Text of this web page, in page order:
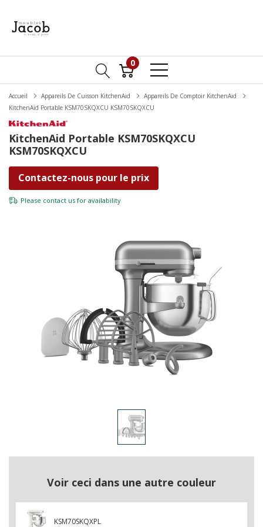
0
Accueil Appareils De Cuisson KitchenAid
Appareils De Comptoir KitchenAid
KitchenAid Portable KSM70SKQXCU KSM70SKQXCU
KitchenAid Portable KSM70SKQXCU
KSM70SKQXCU
Contactez-nous pour le prix
Please contact us for availability
Voir ceci dans une autre couleur
KSM70SKQXPL